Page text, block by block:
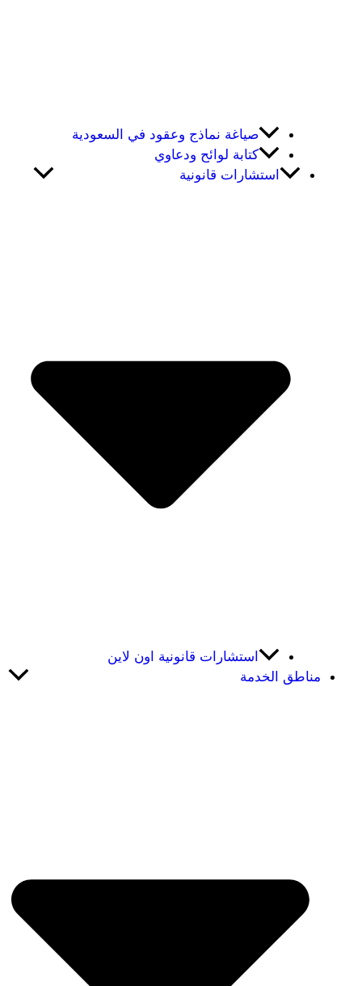
صياغة نماذج وعقود في السعودية
كتابة لوائح ودعاوي
استشارات قانونية
استشارات قانونية اون لاين
مناطق الخدمة